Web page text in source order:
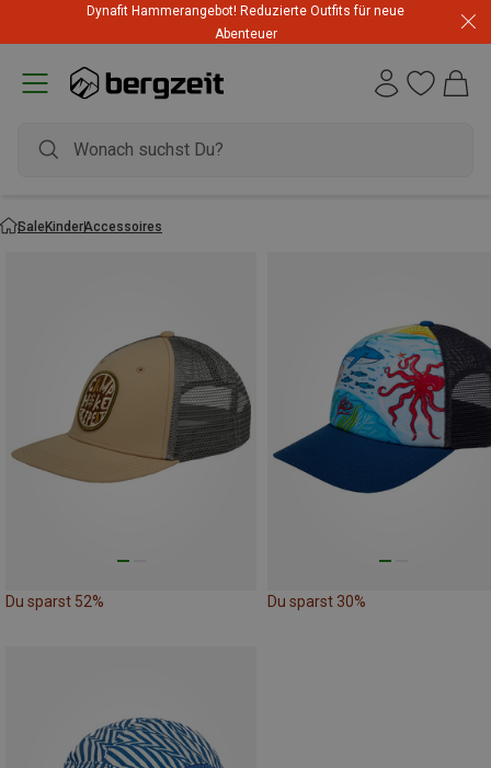
Dynafit Hammerangebot! Reduzierte Outfits für neue
Abenteuer
SaleKinderAccessoires
Du sparst 52% Du sparst 30%